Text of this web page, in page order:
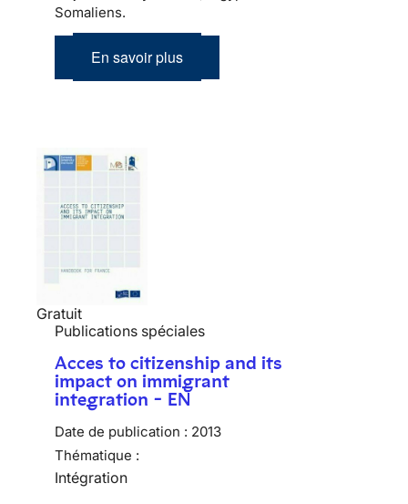
Somaliens.
En savoir plus
Gratuit
Publications spéciales
Acces to citizenship and its
impact on immigrant
integration - EN
Date de publication : 2013
Thématique :
Intégration